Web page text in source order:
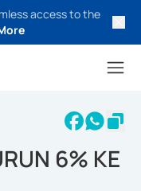
access to the
6% KE